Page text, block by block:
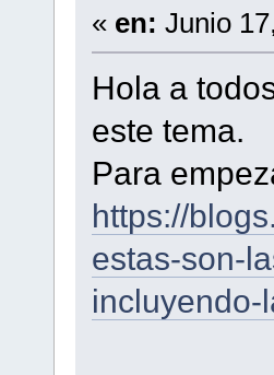
« en: Junio
Hola a
este tema.
Para
https://
estas-son-
incluyendo-